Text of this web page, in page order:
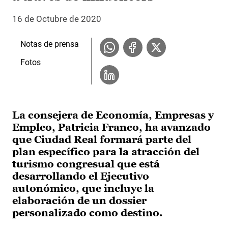
16 de Octubre de 2020
La consejera de Economía, Empresas y
Empleo, Patricia Franco, ha avanzado
que Ciudad Real formará parte del
plan específico para la atracción del
turismo congresual que está
desarrollando el Ejecutivo
autonómico, que incluye la
elaboración de un dossier
personalizado como destino.
Notas de prensa
Fotos